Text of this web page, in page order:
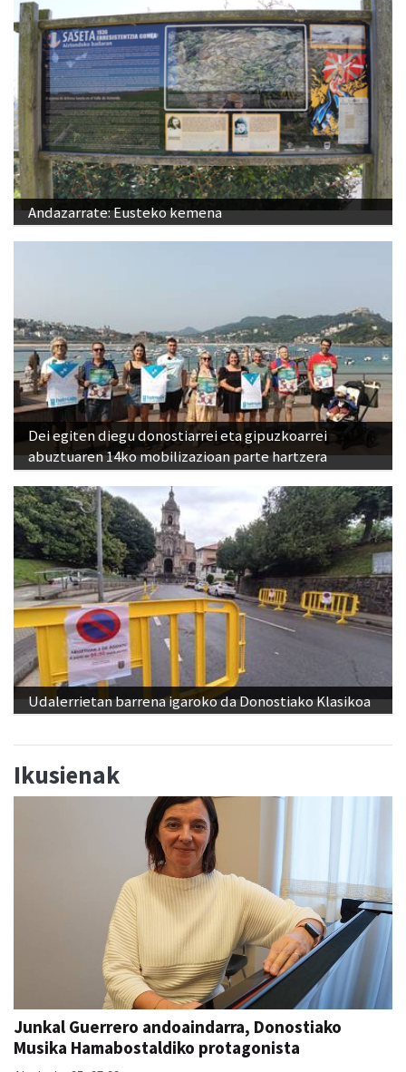
Andazarrate: Eusteko kemena
Dei egiten diegu donostiarrei eta gipuzkoarrei
abuztuaren 14ko mobilizazioan parte hartzera
Udalerrietan barrena igaroko da Donostiako Klasikoa
Ikusienak
Junkal Guerrero andoaindarra, Donostiako
Musika Hamabostaldiko protagonista